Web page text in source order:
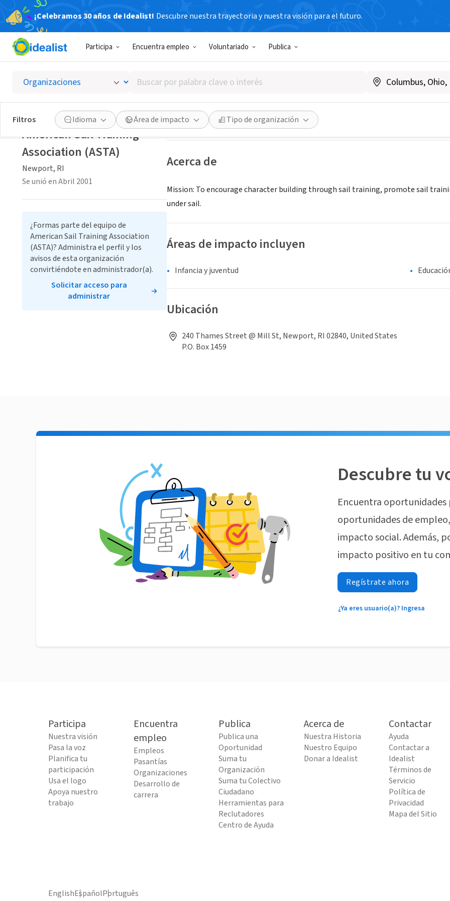
¡Celebramos 30 años de Idealist! Descubre nuestra trayectoria y nuestra visión para el futuro.
Participa Encuentra empleo Voluntariado Publica
Buscar
por
palabra
clave
o
interés
Filtros Idioma Área de impacto Tipo de organización
American Sail Training Association
Newport, RI |sailtraining.org
Guardar Compartir
Acerca de
Mission: To encourage character building through sail training, promote sail
under sail.
Áreas de impacto incluyen
Infancia y juventud
Ubicación
240 Thames Street @ Mill St, Newport, RI 02840, United States
P.O. Box 1459
American Sail Training
Association (ASTA)
Newport, RI
Se unió en Abril 2001
¿Formas parte del equipo de
American Sail Training Association
(ASTA)? Administra el perfil y los
avisos de esta organización
convirtiéndote en administrador(a).
Solicitar acceso para
administrar
Descubre tu
Encuentra
oportunidades de
impacto social. Además,
impacto positivo en tu
Regístrate ahora
¿Ya eres usuario(a)? Ingresa
Participa
Nuestra visión
Pasa la voz
Planifica tu
participación
Usa el logo
Apoya nuestro
trabajo
Encuentra
empleo
Empleos
Pasantías
Organizaciones
Desarrollo de
carrera
Publica
Publica una
Oportunidad
Suma tu
Organización
Suma tu Colectivo
Ciudadano
Herramientas para
Reclutadores
Centro de Ayuda
Acerca de
Nuestra Historia
Nuestro Equipo
Donar a Idealist
Contactar
Ayuda
Contactar a
Idealist
Términos de
Servicio
Política de
Privacidad
Mapa del Sitio
EnglishEspañolPortuguês